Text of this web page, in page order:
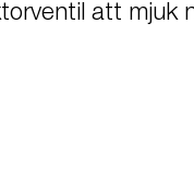
att mjuk